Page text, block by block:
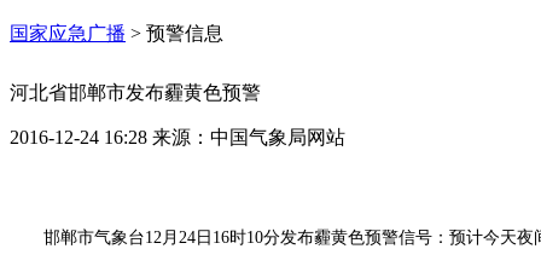
国家应急广播 > 预警信息
河北省邯郸市发布霾黄色预警
2016-12-24 16:28 来源： 中国气象局网站
邯郸市气象台12月24日16时10分发布霾黄色预警信号：预计今天